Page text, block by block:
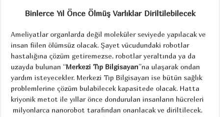
Binlerce Yıl Önce Ölmüş Varlıklar Diriltilebilecek
Ameliyatlar organlarda değil moleküler seviyede yapılacak ve
insan fiilen ölümsüz olacak. Şayet vücudundaki robotlar
hastalığına çözüm getiremezse, robotlar yeraltında ya da
uzayda bulunan “Merkezi Tıp Bilgisayarı”na ulaşarak ondan
yardım isteyecekler. Merkezi Tıp Bilgisayarı ise bütün sağlık
problemlerine çözüm bulabilecek kapasitede olacak. Hatta
kriyonik metot ile yıllar önce dondurulan insanların hücreleri
milyonlarca nanorobot tarafından onarılacak ve diriltilecek.